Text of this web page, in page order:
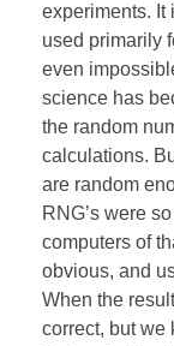
experiments. It
used primarily
even
science has
the random
calculations.
are random
RNG’s were
computers of
obvious, and
When the
correct, but we